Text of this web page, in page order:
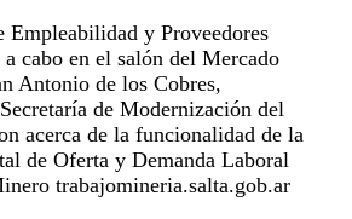
Empleabilidad y Proveedores
cabo en el salón del Mercado
Antonio de los Cobres,
de Modernización del
acerca de la funcionalidad de la
de Oferta y Demanda Laboral
trabajomineria.salta.gob.ar